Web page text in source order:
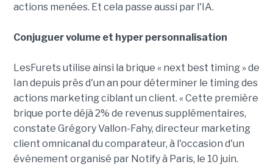
actions menées. Et cela passe aussi par l'IA.
Conjuguer volume et hyper personnalisation
LesFurets utilise ainsi la brique « next best timing » de
Ian depuis près d'un an pour déterminer le timing des
actions marketing ciblant un client. « Cette première
brique porte déjà 2% de revenus supplémentaires,
constate Grégory Vallon-Fahy, directeur marketing
client omnicanal du comparateur, à l'occasion d'un
événement organisé par Notify à Paris, le 10 juin.